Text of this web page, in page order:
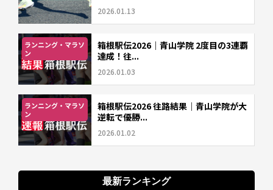
2026.01.13
ランニング・マラソ
ン
箱根駅伝2026｜青山学院 2度目の3連覇
達成！往...
2026.01.03
ランニング・マラソ
ン
箱根駅伝2026 往路結果｜青山学院が大
逆転で優勝...
2026.01.02
最新ランキング